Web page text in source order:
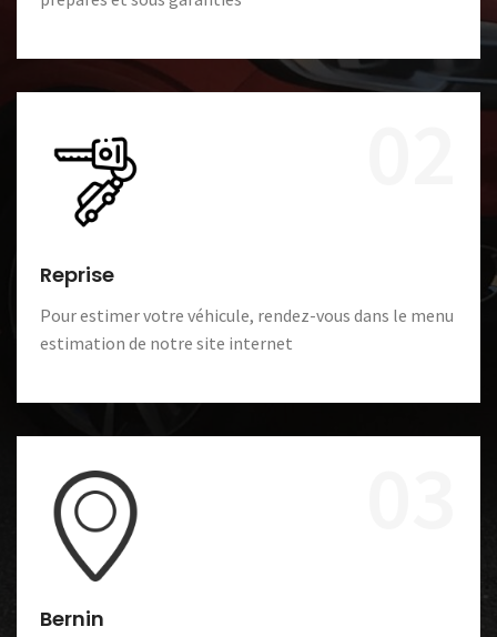
Reprise
Pour estimer votre véhicule, rendez-vous dans le menu
estimation de notre site internet
Bernin